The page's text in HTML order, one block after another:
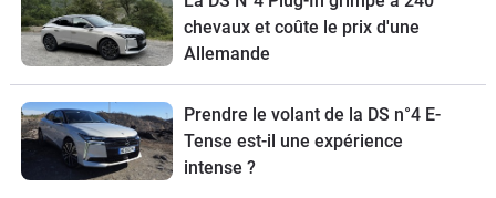
chevaux et coûte le prix d'une
Allemande
Prendre le volant de la DS n°4 E-
Tense est-il une expérience
intense ?